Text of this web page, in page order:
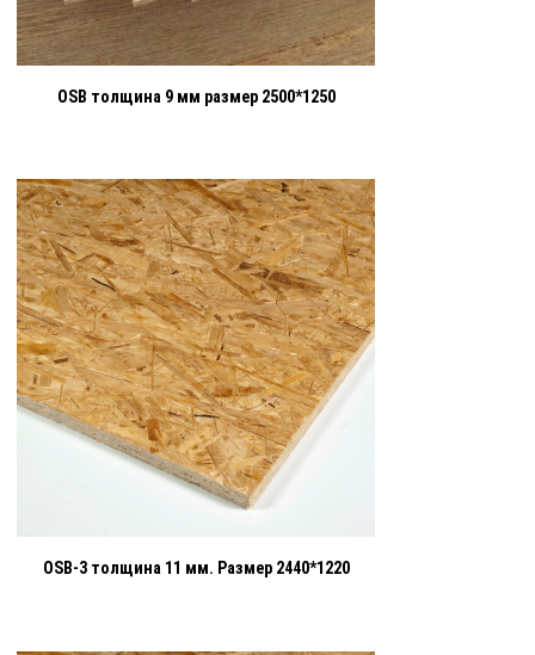
OSB толщина 9 мм размер 2500*1250
OSB-3 толщина 11 мм. Размер 2440*1220